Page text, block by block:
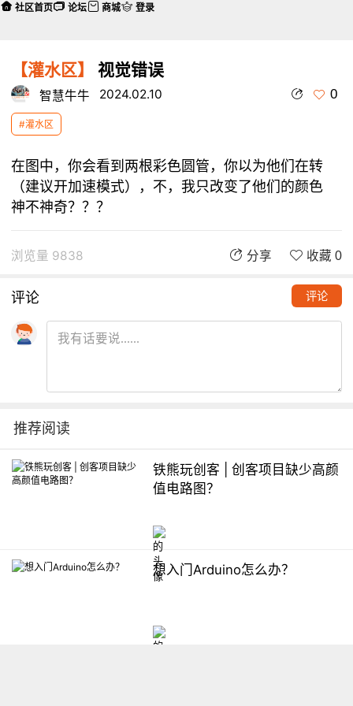
【灌水区】 视觉错误
智慧牛牛 2024.02.10 0
#灌水区
在图中，你会看到两根彩色圆管，你以为他们在转
（建议开加速模式），不，我只改变了他们的颜色
神不神奇？？？
浏览量 9838 分享 收藏 0
评论 评论
推荐阅读
铁熊玩创客 | 创客项目缺少高颜
值电路图？
想入门Arduino怎么办？
社区首页 论坛 商城 登录